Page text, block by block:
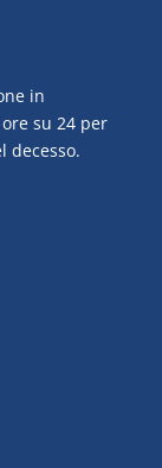
in
su 24 per
decesso.